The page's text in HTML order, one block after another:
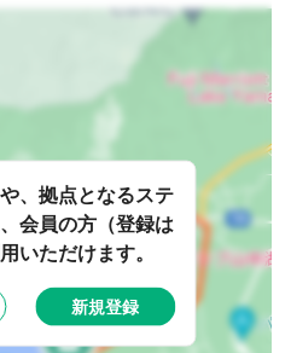
、拠点となるステ
会員の方（登録は
いただけます。
新規登録